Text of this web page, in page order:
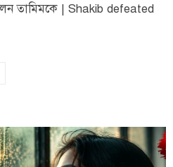
তামিমকে | Shakib defeated